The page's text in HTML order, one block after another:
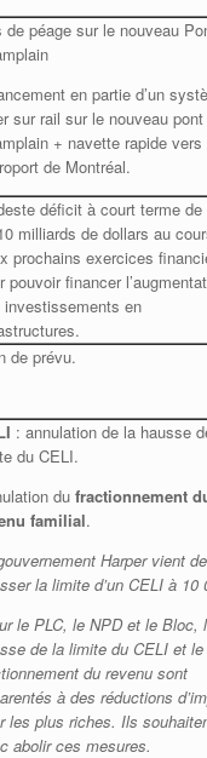
de péage sur le nouveau
en partie d’un
sur rail sur le nouveau pont
+ navette rapide vers
de Montréal.
déficit à court terme
milliards de dollars au
prochains exercices
pouvoir financer
investissements en
de prévu.
: annulation de la hausse
du CELI.
du fractionnement
familial.
Harper vient de
la limite d’un CELI à 10
le PLC, le NPD et le Bloc,
de la limite du CELI et le
du revenu sont
à des réductions
les plus riches. Ils
abolir ces mesures.